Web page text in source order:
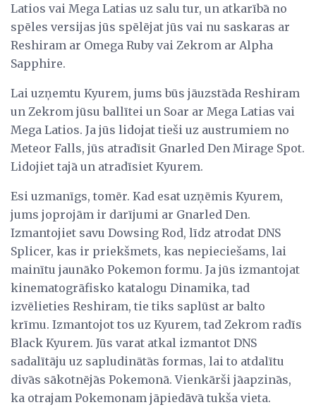
Latios vai Mega Latias uz salu tur, un atkarībā no
spēles versijas jūs spēlējat jūs vai nu saskaras ar
Reshiram ar Omega Ruby vai Zekrom ar Alpha
Sapphire.
Lai uzņemtu Kyurem, jums būs jāuzstāda Reshiram
un Zekrom jūsu ballītei un Soar ar Mega Latias vai
Mega Latios. Ja jūs lidojat tieši uz austrumiem no
Meteor Falls, jūs atradīsit Gnarled Den Mirage Spot.
Lidojiet tajā un atradīsiet Kyurem.
Esi uzmanīgs, tomēr. Kad esat uzņēmis Kyurem,
jums joprojām ir darījumi ar Gnarled Den.
Izmantojiet savu Dowsing Rod, līdz atrodat DNS
Splicer, kas ir priekšmets, kas nepieciešams, lai
mainītu jaunāko Pokemon formu. Ja jūs izmantojat
kinematogrāfisko katalogu Dinamika, tad
izvēlieties Reshiram, tie tiks saplūst ar balto
krīmu. Izmantojot tos uz Kyurem, tad Zekrom radīs
Black Kyurem. Jūs varat atkal izmantot DNS
sadalītāju uz sapludinātās formas, lai to atdalītu
divās sākotnējās Pokemonā. Vienkārši jāapzinās,
ka otrajam Pokemonam jāpiedāvā tukša vieta.